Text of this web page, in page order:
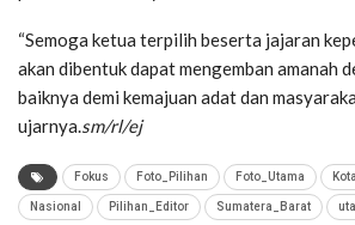
“Semoga ketua terpilih beserta jajaran
akan dibentuk dapat mengemban amanah
baiknya demi kemajuan adat dan
ujarnya.sm/rl/ej
Fokus Foto_Pilihan Foto_Utama
Nasional Pilihan_Editor Sumatera_Barat